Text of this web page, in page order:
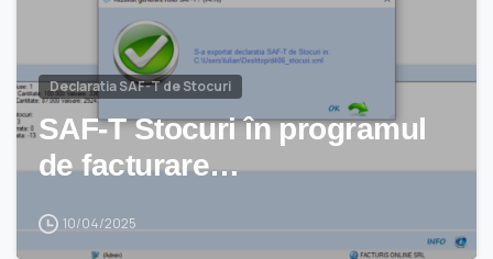
Declaratia SAF-T de Stocuri
SAF-T Stocuri în programul
de facturare…
10/04/2025